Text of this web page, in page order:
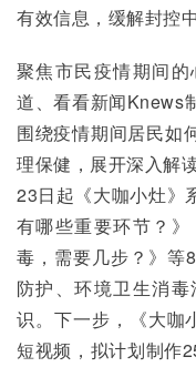
有效信息，缓解封控
聚焦市民疫情期间
道、看看新闻Knews
围绕疫情期间居民如
理保健，展开深入解
23日起《大咖小灶》
有哪些重要环节？
毒，需要几步？》等
防护、环境卫生消
识。下一步，《大咖
短视频，拟计划制作